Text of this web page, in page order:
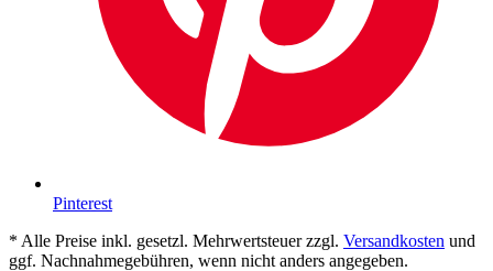
Pinterest
* Alle Preise inkl. gesetzl. Mehrwertsteuer zzgl. Versandkosten und
ggf. Nachnahmegebühren, wenn nicht anders angegeben.